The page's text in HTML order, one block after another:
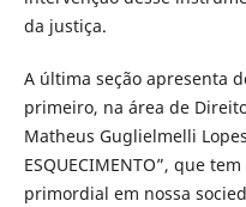
da justiça.
A última seção apresenta
primeiro, na área de
Matheus Guglielmelli
ESQUECIMENTO”, que
primordial em nossa